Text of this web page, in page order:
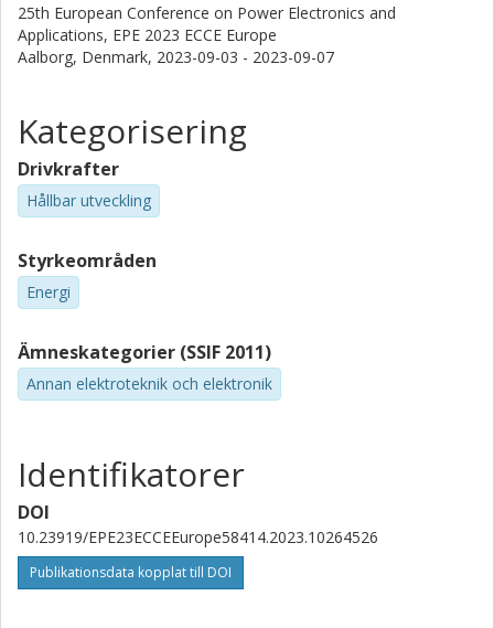
25th European Conference on Power Electronics and
Applications, EPE 2023 ECCE Europe
Aalborg, Denmark, 2023-09-03 - 2023-09-07
Kategorisering
Drivkrafter
Hållbar utveckling
Styrkeområden
Energi
Ämneskategorier (SSIF 2011)
Annan elektroteknik och elektronik
Identifikatorer
DOI
10.23919/EPE23ECCEEurope58414.2023.10264526
Publikationsdata kopplat till DOI